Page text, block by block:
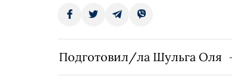
Подготовил/ла Шульга Оля